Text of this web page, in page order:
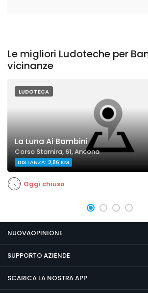
Le migliori Ludoteche per
vicinanze
LUDOTECA
La Luna Ai Bambini
Corso Stamira, 61, Ancona
DISTANZA: 2,86 KM
Oggi chiuso
NUOVAOPINIONE
SUPPORTO AZIENDE
SCARICA LA NOSTRA APP